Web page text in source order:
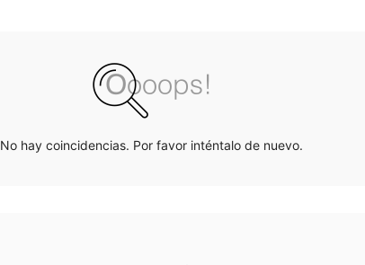
No hay coincidencias. Por favor inténtalo de nuevo.